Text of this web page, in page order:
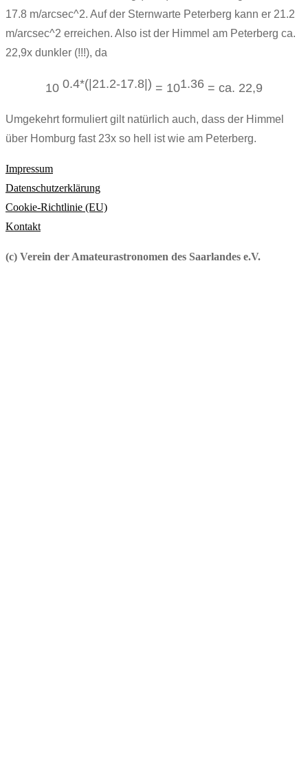
17.8 m/arcsec^2. Auf der Sternwarte Peterberg kann er 21.2
m/arcsec^2 erreichen. Also ist der Himmel am Peterberg ca.
22,9x dunkler (!!!), da
10 0.4*(|21.2-17.8|) = 101.36 = ca. 22,9
Umgekehrt formuliert gilt natürlich auch, dass der Himmel
über Homburg fast 23x so hell ist wie am Peterberg.
Impressum
Datenschutzerklärung
Cookie-Richtlinie (EU)
Kontakt
(c) Verein der Amateurastronomen des Saarlandes e.V.